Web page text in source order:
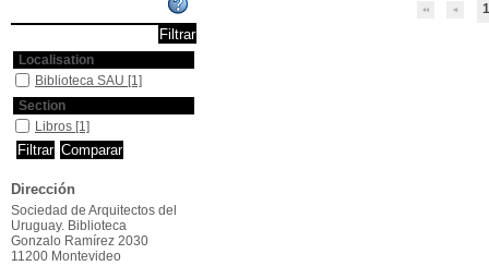
1
Localisation
Biblioteca SAU [1]
Section
Libros [1]
Dirección
Sociedad de Arquitectos del
Uruguay. Biblioteca
Gonzalo Ramírez 2030
11200 Montevideo